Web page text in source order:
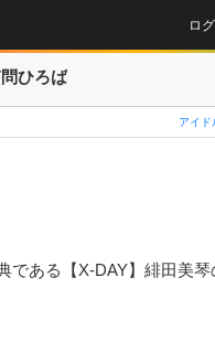
ロ
ひろば
アイド
である【X-DAY】緋田美